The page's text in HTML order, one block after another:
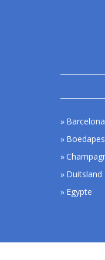
Barcelona
Duitsland
Egypte